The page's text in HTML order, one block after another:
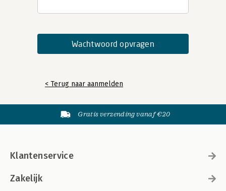
< Terug naar aanmelden
Gratis verzending vanaf €20
Klantenservice
Zakelijk